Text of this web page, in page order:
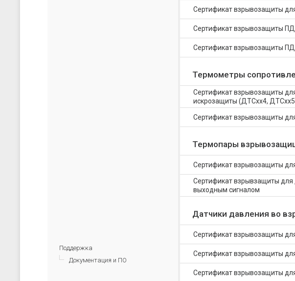
Поддержка
Документация и ПО
Сертификат взрывозащиты
Сертификат взрывозащиты
Сертификат взрывозащиты
Термометры
Сертификат взрывозащиты
искрозащиты (ДТСxx4,
Сертификат взрывозащиты
Термопары
Сертификат взрывозащиты
Сертификат взрывзащиты
выходным сигналом
Датчики давления во
Сертификат взрывозащиты
Сертификат взрывозащиты
Сертификат взрывозащиты